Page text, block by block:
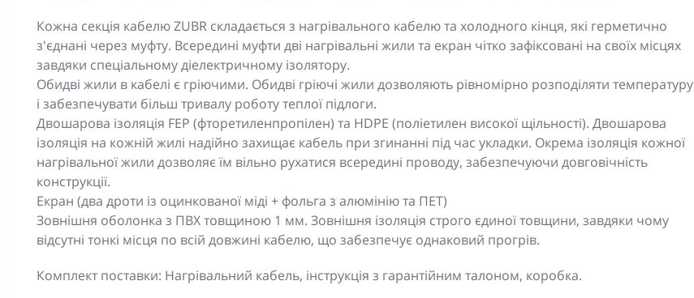
Кожна секція кабелю ZUBR складається з нагрівального кабелю та холодного кінця, які герметично
з'єднані через муфту. Всередині муфти дві нагрівальні жили та екран чітко зафіксовані на своїх місцях
завдяки спеціальному діелектричному ізолятору.
Обидві жили в кабелі є гріючими. Обидві гріючі жили дозволяють рівномірно розподіляти температуру
і забезпечувати більш тривалу роботу теплої підлоги.
Двошарова ізоляція FEP (фторетиленпропілен) та HDPE (поліетилен високої щільності). Двошарова
ізоляція на кожній жилі надійно захищає кабель при згинанні під час укладки. Окрема ізоляція кожної
нагрівальної жили дозволяє їм вільно рухатися всередині проводу, забезпечуючи довговічність
конструкції.
Екран (два дроти із оцинкованої міді + фольга з алюмінію та ПЕТ)
Зовнішня оболонка з ПВХ товщиною 1 мм. Зовнішня ізоляція строго єдиної товщини, завдяки чому
відсутні тонкі місця по всій довжині кабелю, що забезпечує однаковий прогрів.
Комплект поставки: Нагрівальний кабель, інструкція з гарантійним талоном, коробка.